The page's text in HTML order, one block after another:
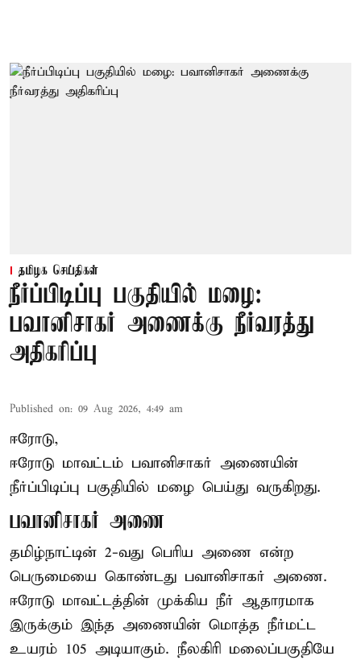
தமிழக செய்திகள்
நீர்ப்பிடிப்பு பகுதியில் மழை:
பவானிசாகர் அணைக்கு நீர்வரத்து
அதிகரிப்பு
Published on: 09 Aug 2026, 4:49 am
ஈரோடு,
ஈரோடு மாவட்டம் பவானிசாகர் அணையின்
நீர்ப்பிடிப்பு பகுதியில் மழை பெய்து வருகிறது.
பவானிசாகர் அணை
தமிழ்நாட்டின் 2-வது பெரிய அணை என்ற
பெருமையை கொண்டது பவானிசாகர் அணை.
ஈரோடு மாவட்டத்தின் முக்கிய நீர் ஆதாரமாக
இருக்கும் இந்த அணையின் மொத்த நீர்மட்ட
உயரம் 105 அடியாகும். நீலகிரி மலைப்பகுதியே